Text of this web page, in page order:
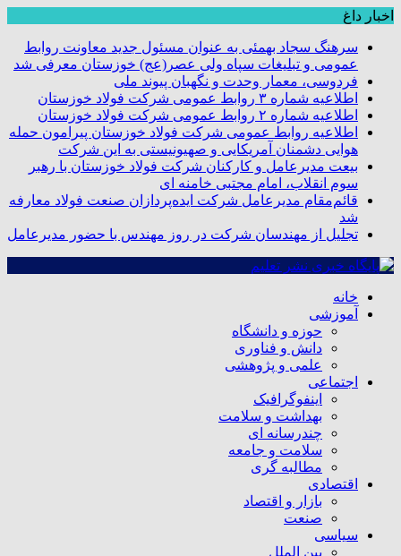
اخبار داغ
سرهنگ سجاد بهمئی به عنوان مسئول جدید معاونت روابط
عمومی و تبلیغات سپاه ولی عصر(عج) خوزستان معرفی شد
فردوسی، معمار وحدت و نگهبان پیوند ملی
اطلاعیه شماره ۳ روابط عمومی شرکت فولاد خوزستان
اطلاعیه شماره ۲ روابط عمومی شرکت فولاد خوزستان
اطلاعیه روابط عمومی شرکت فولاد خوزستان پیرامون حمله
هوایی دشمنان آمریکایی و صهیونیستی به این شرکت
بیعت مدیرعامل و کارکنان شرکت فولاد خوزستان با رهبر
سوم انقلاب، امام مجتبی خامنه ای
قائم‌مقام مدیرعامل شرکت ایده‌پردازان صنعت فولاد معارفه
شد
تجلیل از مهندسان شرکت در روز مهندس با حضور مدیرعامل
خانه
آموزشی
حوزه و دانشگاه
دانش و فناوری
علمی و پژوهشی
اجتماعی
اینفوگرافیک
بهداشت و سلامت
چندرسانه ای
سلامت و جامعه
مطالبه گری
اقتصادی
بازار و اقتصاد
صنعت
سیاسی
بین الملل